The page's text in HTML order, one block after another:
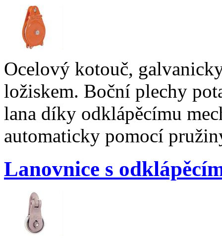
Ocelový kotouč,
ložiskem. Boční plechy
lana díky odklápěcímu
automaticky pomocí
Lanovnice s